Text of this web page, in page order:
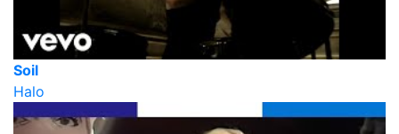
Soil
Halo